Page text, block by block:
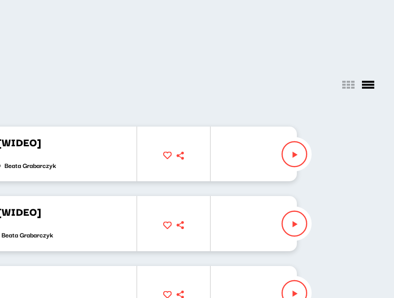
Beata Grabarczyk
Beata Grabarczyk